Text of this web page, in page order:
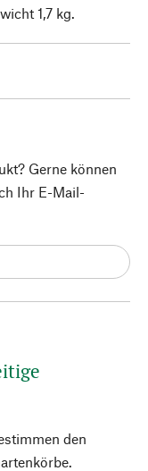
den
1,7 kg.
Gerne können
Ihr E-Mail-